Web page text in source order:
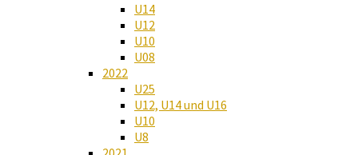
U14
U12
U10
U08
2022
U25
U12, U14 und U16
U10
U8